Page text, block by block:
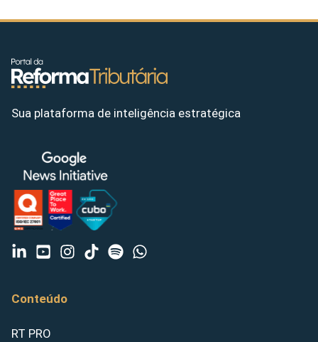
Sua plataforma de inteligência estratégica
Conteúdo
RT PRO